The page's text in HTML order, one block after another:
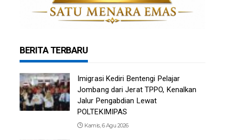
BERITA TERBARU
Imigrasi Kediri Bentengi Pelajar
Jombang dari Jerat TPPO, Kenalkan
Jalur Pengabdian Lewat
POLTEKIMIPAS
Kamis, 6 Agu 2026